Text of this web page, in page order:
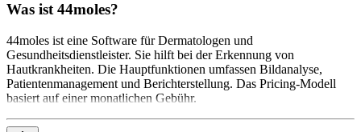
Was ist 44moles?
44moles ist eine Software für Dermatologen und
Gesundheitsdienstleister. Sie hilft bei der Erkennung von
Hautkrankheiten. Die Hauptfunktionen umfassen Bildanalyse,
Patientenmanagement und Berichterstellung. Das Pricing-Modell
basiert auf einer monatlichen Gebühr.